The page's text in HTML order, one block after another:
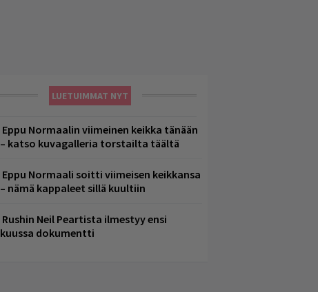
LUETUIMMAT NYT
Eppu Normaalin viimeinen keikka tänään
– katso kuvagalleria torstailta täältä
Eppu Normaali soitti viimeisen keikkansa
– nämä kappaleet sillä kuultiin
Rushin Neil Peartista ilmestyy ensi
kuussa dokumentti